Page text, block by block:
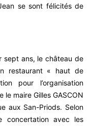
se sont félicités de
sept ans, le château de
restaurant « haut de
pour l’organisation
le maire Gilles GASCON
aux San-Priods. Selon
avec les